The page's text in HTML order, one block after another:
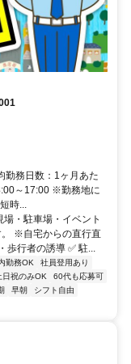
勤務日数：1ヶ月あた
～17:00 ※勤務地に
時...
・駐車場・イベント
。 ※自宅からの直行直
行者の誘導 ✅ 駐...
勤務OK
社員登用あり
日祝のみOK
60代も応募可
早朝
シフト自由